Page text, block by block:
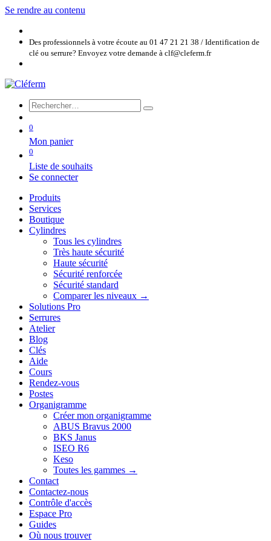
Se rendre au contenu
Des professionnels à votre écoute au 01 47 21 21 38 / Identification de
clé ou serrure? Envoyez votre demande à clf@cleferm.fr
0
Mon panier
0
Liste de souhaits
Se connecter
Produits
Services
Boutique
Cylindres
Tous les cylindres
Très haute sécurité
Haute sécurité
Sécurité renforcée
Sécurité standard
Comparer les niveaux →
Solutions Pro
Serrures
Atelier
Blog
Clés
Aide
Cours
Rendez-vous
Postes
Organigramme
Créer mon organigramme
ABUS Bravus 2000
BKS Janus
ISEO R6
Keso
Toutes les gammes →
Contact
Contactez-nous
Contrôle d'accès
Espace Pro
Guides
Où nous trouver